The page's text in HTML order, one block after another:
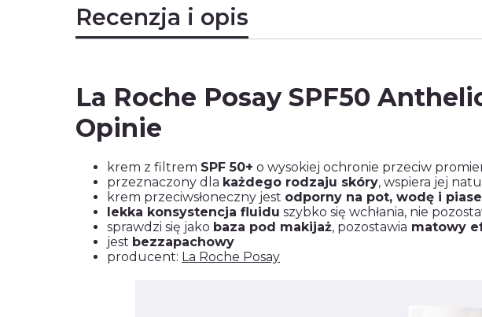
Recenzja i opis
La Roche Posay SPF50
Opinie
krem z filtrem SPF 50+ o wysokiej ochronie przeciw
przeznaczony dla każdego rodzaju skóry, wspiera jej
krem przeciwsłoneczny jest odporny na pot, wodę i
lekka konsystencja fluidu szybko się wchłania, nie
sprawdzi się jako baza pod makijaż, pozostawia matowy
jest bezzapachowy
producent: La Roche Posay